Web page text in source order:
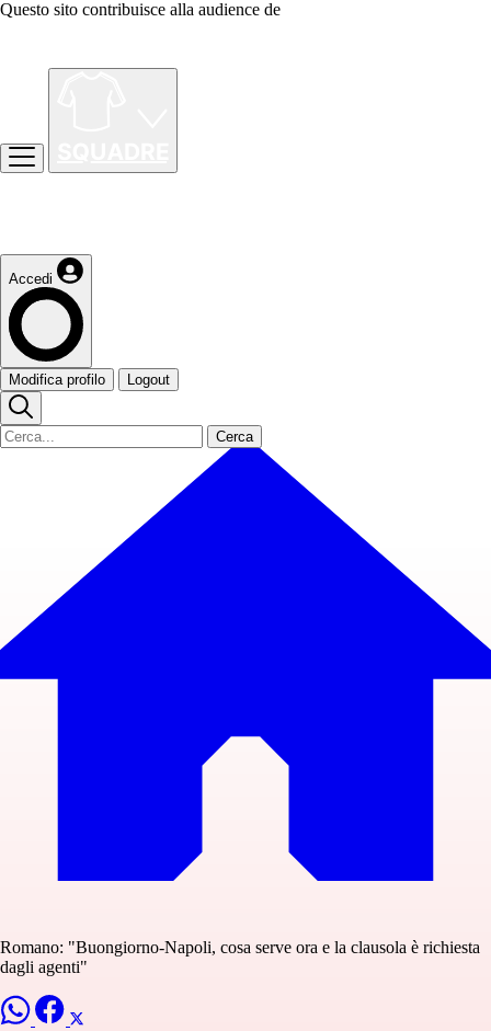
Questo sito contribuisce alla audience de
Accedi
Modifica profilo Logout
Cerca
Romano: "Buongiorno-Napoli, cosa serve ora e la clausola è richiesta
dagli agenti"